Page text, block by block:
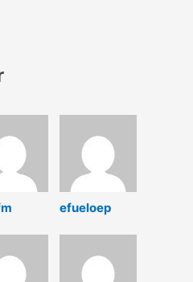
efueloep